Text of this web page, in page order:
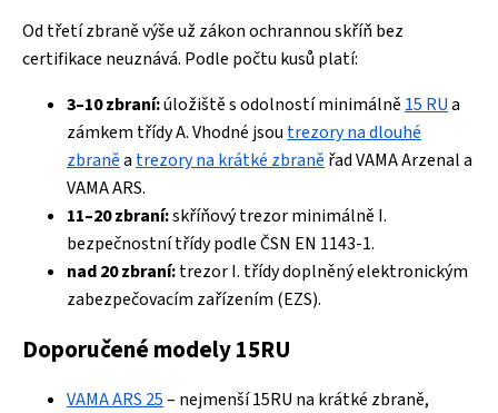
Od třetí zbraně výše už zákon ochrannou skříň bez
certifikace neuznává. Podle počtu kusů platí:
3–10 zbraní:úložiště s odolností minimálně 15 RUa
zámkem třídy A. Vhodné jsou trezory na dlouhé
zbraněa trezory na krátké zbraně řad VAMA Arzenal a
VAMA ARS.
11–20 zbraní:skříňový trezor minimálně I.
bezpečnostní třídy podle ČSN EN 1143-1.
nad 20 zbraní:trezor I. třídy doplněný elektronickým
zabezpečovacím zařízením (EZS).
Doporučené modely 15RU
VAMA ARS 25– nejmenší 15RU na krátké zbraně,